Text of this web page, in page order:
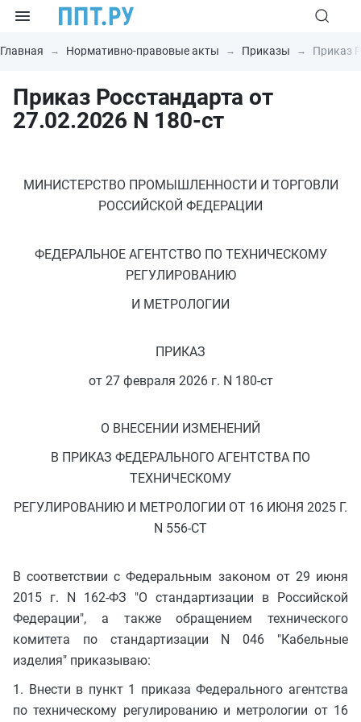
Главная Нормативно-правовые акты Приказы Приказ
Приказ Росстандарта от
27.02.2026 N 180-ст
МИНИСТЕРСТВО ПРОМЫШЛЕННОСТИ И ТОРГОВЛИ
РОССИЙСКОЙ ФЕДЕРАЦИИ
ФЕДЕРАЛЬНОЕ АГЕНТСТВО ПО ТЕХНИЧЕСКОМУ
РЕГУЛИРОВАНИЮ
И МЕТРОЛОГИИ
ПРИКАЗ
от 27 февраля 2026 г. N 180-ст
О ВНЕСЕНИИ ИЗМЕНЕНИЙ
В ПРИКАЗ ФЕДЕРАЛЬНОГО АГЕНТСТВА ПО
ТЕХНИЧЕСКОМУ
РЕГУЛИРОВАНИЮ И МЕТРОЛОГИИ ОТ 16 ИЮНЯ 2025 Г.
N 556-СТ
В соответствии с Федеральным законом от 29 июня
2015 г. N 162-ФЗ "О стандартизации в Российской
Федерации", а также обращением технического
комитета по стандартизации N 046 "Кабельные
изделия" приказываю:
1. Внести в пункт 1 приказа Федерального агентства
по техническому регулированию и метрологии от 16